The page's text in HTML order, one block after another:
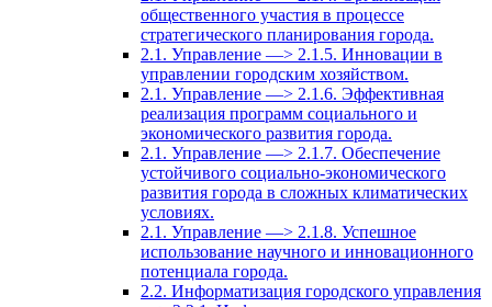
общественного участия в процессе
стратегического планирования города.
2.1. Управление —> 2.1.5. Инновации в
управлении городским хозяйством.
2.1. Управление —> 2.1.6. Эффективная
реализация программ социального и
экономического развития города.
2.1. Управление —> 2.1.7. Обеспечение
устойчивого социально-экономического
развития города в сложных климатических
условиях.
2.1. Управление —> 2.1.8. Успешное
использование научного и инновационного
потенциала города.
2.2. Информатизация городского управления